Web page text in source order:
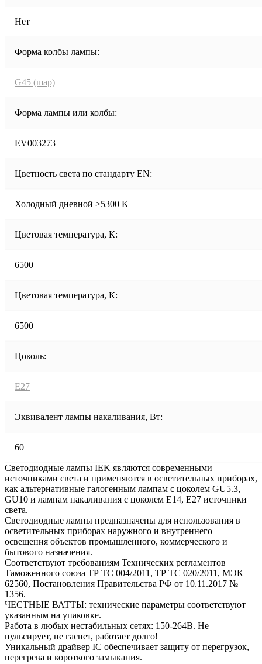
Нет
Форма колбы лампы:
G45 (шар)
Форма лампы или колбы:
EV003273
Цветность света по стандарту EN:
Холодный дневной >5300 K
Цветовая температура, К:
6500
Цветовая температура, К:
6500
Цоколь:
E27
Эквивалент лампы накаливания, Вт:
60
Светодиодные лампы IEK являются современными
источниками света и применяются в осветительных приборах,
как альтернативные галогенным лампам с цоколем GU5.3,
GU10 и лампам накаливания с цоколем Е14, Е27 источники
света.
Светодиодные лампы предназначены для использования в
осветительных приборах наружного и внутреннего
освещения объектов промышленного, коммерческого и
бытового назначения.
Соответствуют требованиям Технических регламентов
Таможенного союза ТР ТС 004/2011, ТР ТС 020/2011, МЭК
62560, Постановления Правительства РФ от 10.11.2017 №
1356.
ЧЕСТНЫЕ ВАТТЫ: технические параметры соответствуют
указанным на упаковке.
Работа в любых нестабильных сетях: 150-264В. Не
пульсирует, не гаснет, работает долго!
Уникальный драйвер IC обеспечивает защиту от перегрузок,
перегрева и короткого замыкания.